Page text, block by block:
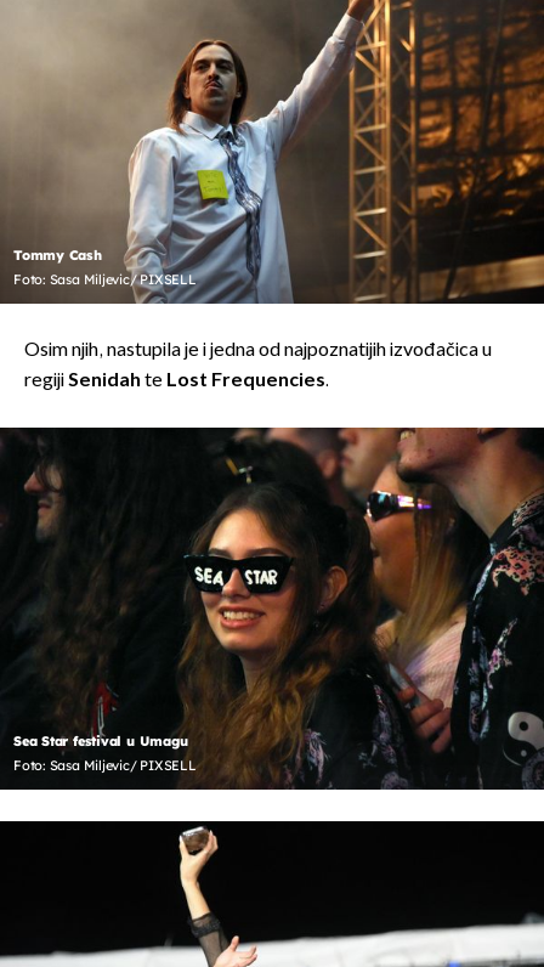
Tommy Cash
Foto: Sasa Miljevic/ PIXSELL
Osim njih, nastupila je i jedna od najpoznatijih izvođačica u
regijiSenidah te Lost Frequencies.
Sea Star festival u Umagu
Foto: Sasa Miljevic/ PIXSELL